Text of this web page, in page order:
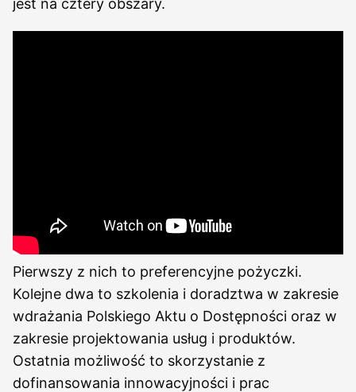
jest na cztery obszary.
Pierwszy z nich to preferencyjne pożyczki.
Kolejne dwa to szkolenia i doradztwa w zakresie
wdrażania Polskiego Aktu o Dostępności oraz w
zakresie projektowania usług i produktów.
Ostatnia możliwość to skorzystanie z
dofinansowania innowacyjności i prac